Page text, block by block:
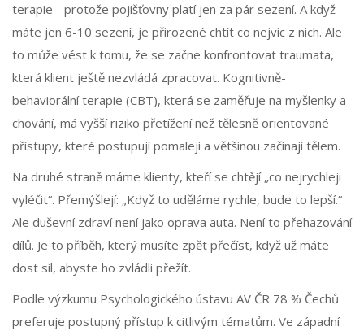
terapie - protože pojišťovny platí jen za pár sezení. A když
máte jen 6-10 sezení, je přirozené chtít co nejvíc z nich. Ale
to může vést k tomu, že se začne konfrontovat traumata,
která klient ještě nezvládá zpracovat. Kognitivně-
behaviorální terapie (CBT), která se zaměřuje na myšlenky a
chování, má vyšší riziko přetížení než tělesně orientované
přístupy, které postupují pomaleji a většinou začínají tělem.
Na druhé straně máme klienty, kteří se chtějí „co nejrychleji
vyléčit“. Přemýšlejí: „Když to uděláme rychle, bude to lepší.“
Ale duševní zdraví není jako oprava auta. Není to přehazování
dílů. Je to příběh, který musíte zpět přečíst, když už máte
dost sil, abyste ho zvládli přežít.
Podle výzkumu Psychologického ústavu AV ČR 78 % Čechů
preferuje postupný přístup k citlivým tématům. Ve západní